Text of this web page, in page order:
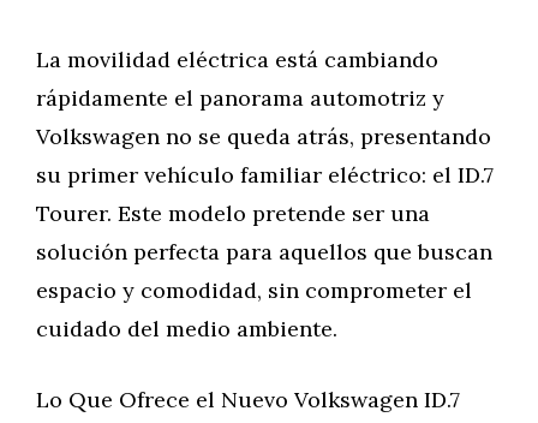
La movilidad eléctrica está cambiando
rápidamente el panorama automotriz y
Volkswagen no se queda atrás, presentando
su primer vehículo familiar eléctrico: el ID.7
Tourer. Este modelo pretende ser una
solución perfecta para aquellos que buscan
espacio y comodidad, sin comprometer el
cuidado del medio ambiente.
Lo Que Ofrece el Nuevo Volkswagen ID.7